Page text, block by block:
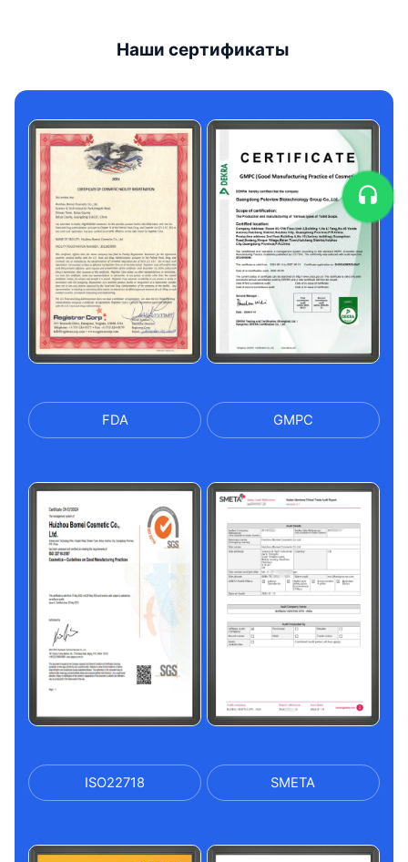
Наши сертификаты
FDA GMPC
ISO22718 SMETA